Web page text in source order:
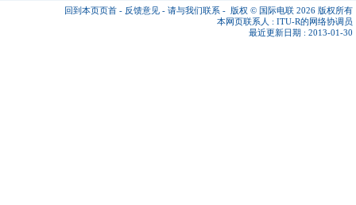
回到本页页首 - 反馈意见 - 请与我们联系 - 版权 © 国际电联 2026 版权所有
本网页联系人 : ITU-R的网络协调员
最近更新日期 : 2013-01-30